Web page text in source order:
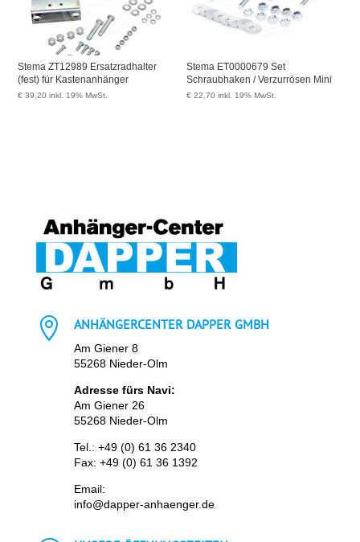
Stema ZT12989 Ersatzradhalter
(fest) für Kastenanhänger
€ 39,20 inkl. 19% MwSt.
Stema ET0000679 Set
Schraubhaken / Verzurrösen Mini
€ 22,70 inkl. 19% MwSt.
 ANHÄNGERCENTER DAPPER GMBH
Am Giener 8
55268 Nieder-Olm
Adresse fürs Navi:
Am Giener 26
55268 Nieder-Olm
Tel.: +49 (0) 61 36 2340
Fax: +49 (0) 61 36 1392
Email:
info@dapper-anhaenger.de